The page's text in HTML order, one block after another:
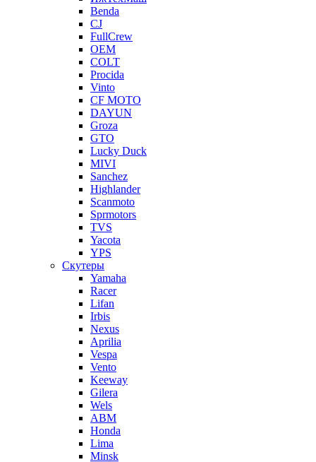
Benda
CJ
FullCrew
OEM
COLT
Procida
Vinto
CF MOTO
DAYUN
Groza
GTO
Lucky Duck
MIVI
Sanchez
Highlander
Scanmoto
Sprmotors
TVS
Yacota
YPS
Скутеры
Yamaha
Racer
Lifan
Irbis
Nexus
Aprilia
Vespa
Vento
Keeway
Gilera
Wels
ABM
Honda
Lima
Minsk